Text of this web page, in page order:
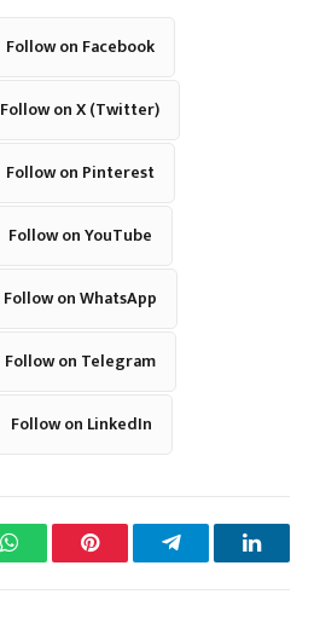
Follow on Facebook
Follow on X (Twitter)
Follow on Pinterest
Follow on YouTube
Follow on WhatsApp
Follow on Telegram
Follow on LinkedIn
WhatsAppPinterest Telegram